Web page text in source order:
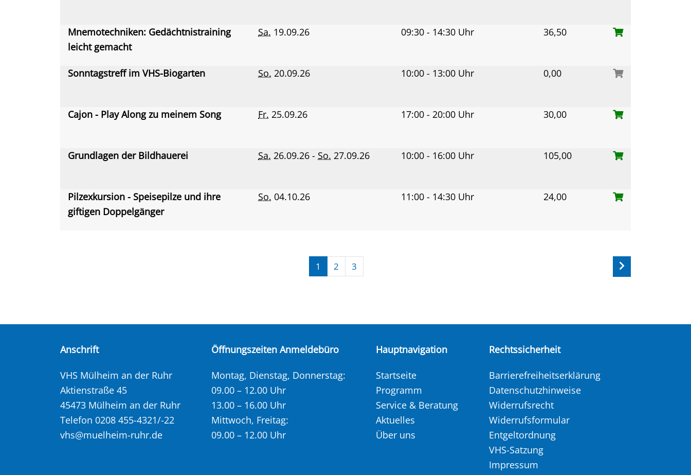
Mnemotechniken: Gedächtnistraining
leicht gemacht
Sa. 19.09.26 09:30 - 14:30 Uhr 36,50
Sonntagstreff im VHS-Biogarten So. 20.09.26 10:00 - 13:00 Uhr 0,00
Cajon - Play Along zu meinem Song Fr. 25.09.26 17:00 - 20:00 Uhr 30,00
Grundlagen der Bildhauerei Sa. 26.09.26 - So. 27.09.26 10:00 - 16:00 Uhr 105,00
Pilzexkursion - Speisepilze und ihre
giftigen Doppelgänger
So. 04.10.26 11:00 - 14:30 Uhr 24,00
1 2 3
Anschrift
VHS Mülheim an der Ruhr
Aktienstraße 45
45473 Mülheim an der Ruhr
Telefon 0208 455-4321/-22
vhs@muelheim-ruhr.de
Öffnungszeiten Anmeldebüro
Montag, Dienstag, Donnerstag:
09.00 – 12.00 Uhr
13.00 – 16.00 Uhr
Mittwoch, Freitag:
09.00 – 12.00 Uhr
Hauptnavigation
Startseite
Programm
Service & Beratung
Aktuelles
Über uns
Rechtssicherheit
Barrierefreiheitserklärung
Datenschutzhinweise
Widerrufsrecht
Widerrufsformular
Entgeltordnung
VHS-Satzung
Impressum